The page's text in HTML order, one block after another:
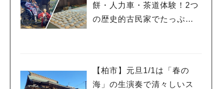
餅・人力車・茶道体験！2つ
の歴史的古民家でたっぷり
【柏市】元旦1/1は「春の
海」の生演奏で清々しいス